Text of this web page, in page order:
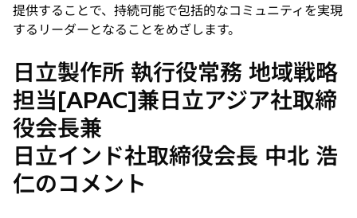
提供することで、持続可能で包括的なコミュニティを実現
するリーダーとなることをめざします。
日立製作所 執行役常務 地域戦略
担当[APAC]兼日立アジア社取締
役会長兼
日立インド社取締役会長 中北 浩
仁のコメント